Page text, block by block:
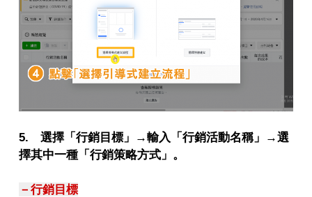
5. 選擇「行銷目標」→輸入「行銷活動名稱」→選
擇其中一種「行銷策略方式」。
－行銷目標